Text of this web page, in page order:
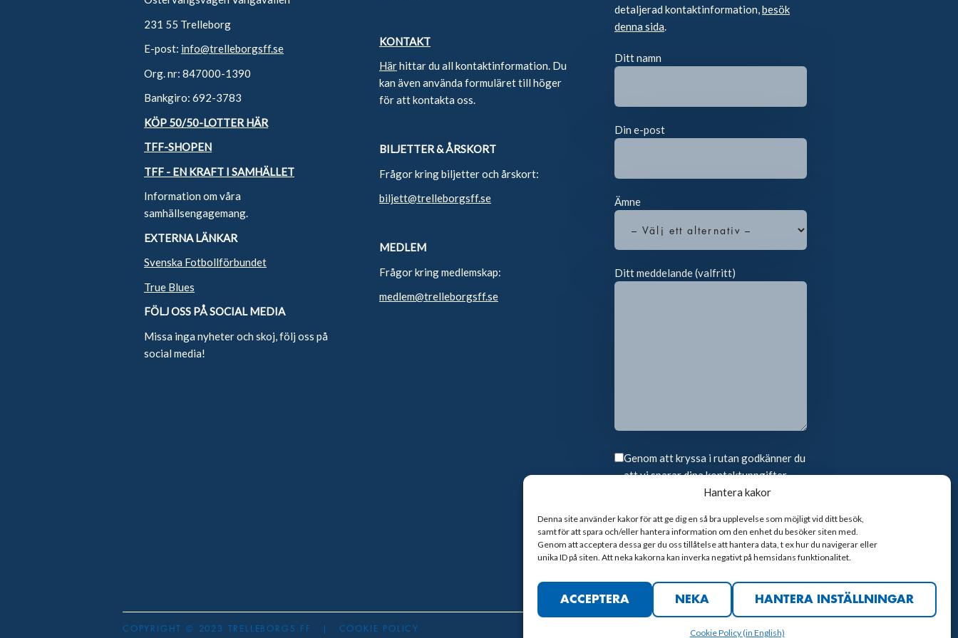
Hantera kakor
Denna site använder kakor för att ge dig en så bra upplevelse som möjligt vid ditt besök,
samt för att spara och/eller hantera information om den enhet du besöker siten med.
Genom att acceptera dessa ger du oss tillåtelse att hantera data, t ex hur du navigerar eller
unika ID på siten. Att neka kakorna kan inverka negativt på hemsidans funktionalitet.
ACCEPTERA NEKA HANTERA INSTÄLLNINGAR
Cookie Policy
231 55 Trelleborg
E-post: info@trelleborgsff.se
Org. nr: 847000-1390
Bankgiro: 692-3783
KÖP 50/50-LOTTER HÄR
TFF-SHOPEN
TFF - EN KRAFT I SAMHÄLLET
Information om våra
samhällsengagemang.
EXTERNA LÄNKAR
Svenska Fotbollförbundet
True Blues
FÖLJ OSS PÅ SOCIAL MEDIA
Missa inga nyheter och skoj, följ oss på
social media!
KONTAKT
Härhittar du all kontaktinformation. Du
kan även använda formuläret till höger
för att kontakta oss.
BILJETTER & ÅRSKORT
Frågor kring biljetter och årskort:
biljett@trelleborgsff.se
MEDLEM
Frågor kring medlemskap:
medlem@trelleborgsff.se
detaljerad kontaktinformation, besök
denna sida
Ditt namn
Din e-post
Ämne
Ditt meddelande (valfritt)
Genom att kryssa i rutan godkänner du
att vi sparar dina kontaktuppgifter
COPYRIGHT © 2023 TRELLEBORGS FF COOKIE POLICY UTVECKLAD AV